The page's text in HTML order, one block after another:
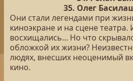
35. Олег
Они стали легендами при
киноэкране и на сцене
восхищались... Но что
обложкой их жизни?
людях, внесших неоценимый
кино.